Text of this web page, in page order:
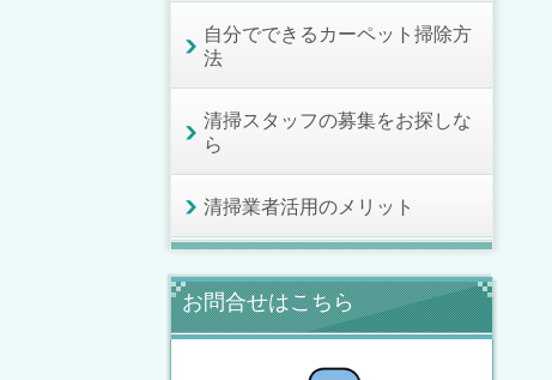
自分でできるカーペット掃除方
法
清掃スタッフの募集をお探しな
ら
清掃業者活用のメリット
お問合せはこちら